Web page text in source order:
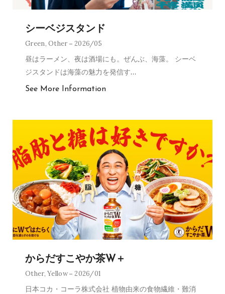
シーベジスタンド
Green,Other 2026/05
昼はラーメン、夜は酒場にも。ぜんぶ、海藻。 シーベ
ジスタンドは海藻の魅力を発信す…
See More Information
からだすこやか茶W＋
Other,Yellow 2026/01
日本コカ・コーラ株式会社 植物由来の食物繊維・難消